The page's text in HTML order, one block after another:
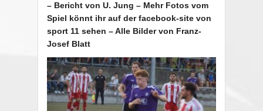
– Bericht von U. Jung – Mehr Fotos vom
Spiel könnt ihr auf der facebook-site von
sport 11 sehen – Alle Bilder von Franz-
Josef Blatt